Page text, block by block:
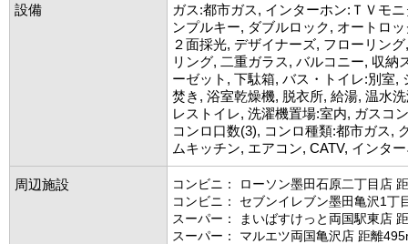
設備
ガス:都市ガス, インターホン:ＴＶモ
ンプルキー, ダブルロック, オートロ
２面採光, デザイナーズ, フローリン
リング, 二重ガラス, バルコニー, 収納
ーゼット, 下駄箱, バス・トイレ:別室,
焚き, 浴室乾燥機, 脱衣所, 給湯, 温水
レストイレ, 洗濯機置場:室内, ガスコ
コンロ口数(3), コンロ種類:都市ガス,
ムキッチン, エアコン, CATV, インタ
周辺施設
コンビニ： ローソン墨田石原二丁目店
コンビニ： セブンイレブン墨田亀沢1丁
スーパー： まいばすけっと両国駅東店
スーパー： マルエツ両国亀沢店 距離